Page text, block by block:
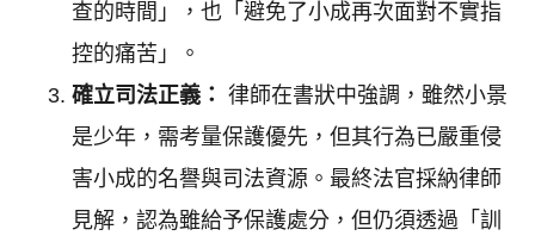
查的時間」，也「避免了小成再次面對不實指
控的痛苦」。
確立司法正義： 律師在書狀中強調，雖然小景
是少年，需考量保護優先，但其行為已嚴重侵
害小成的名譽與司法資源。最終法官採納律師
見解，認為雖給予保護處分，但仍須透過「訓